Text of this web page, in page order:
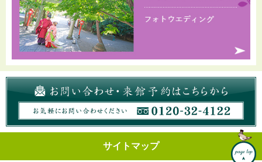
サイトマップ